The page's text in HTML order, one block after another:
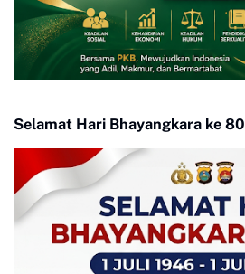
Selamat Hari Bhayangkara ke 80